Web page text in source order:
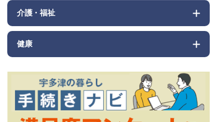
介護・福祉
健康